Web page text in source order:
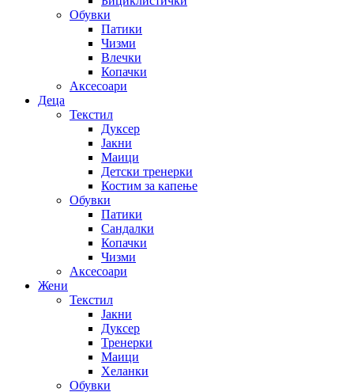
Обувки
Патики
Чизми
Влечки
Копачки
Аксесоари
Деца
Текстил
Дуксер
Јакни
Маици
Детски тренерки
Костим за капење
Обувки
Патики
Сандалки
Копачки
Чизми
Аксесоари
Жени
Текстил
Јакни
Дуксер
Тренерки
Маици
Хеланки
Обувки